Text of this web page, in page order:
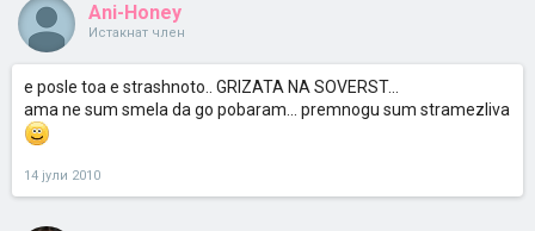
Ani-Honey
Истакнат член
e posle toa e strashnoto.. GRIZATA NA SOVERST...
ama ne sum smela da go pobaram... premnogu sum stramezliva
14 јули 2010